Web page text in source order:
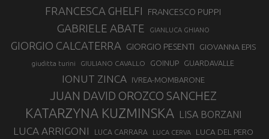
FRANCESCA GHELFI FRANCESCO PUPPI
GABRIELE ABATE GIANLUCA GHIANO
GIORGIO CALCATERRA GIORGIO PESENTI GIOVANNA EPIS
giuditta turini GIULIANO CAVALLO GOINUP GUARDAVALLE
IONUT ZINCA IVREA-MOMBARONE
JUAN DAVID OROZCO SANCHEZ
KATARZYNA KUZMINSKA LISA BORZANI
LUCA ARRIGONI LUCA CARRARA LUCA CERVA LUCA DEL PERO